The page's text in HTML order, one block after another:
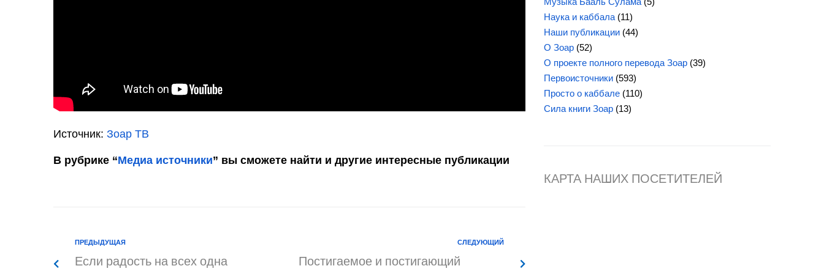
Источник: Зоар ТВ
В рубрике “Медиа источники” вы сможете найти и другие интересные публикации
ПРЕДЫДУЩАЯ
Если радость на всех одна
СЛЕДУЮЩИЙ
Постигаемое и постигающий
Наука и каббала (11)
Наши публикации (44)
О Зоар (52)
О проекте полного перевода Зоар (39)
Первоисточники (593)
Просто о каббале (110)
Сила книги Зоар (13)
КАРТА НАШИХ ПОСЕТИТЕЛЕЙ